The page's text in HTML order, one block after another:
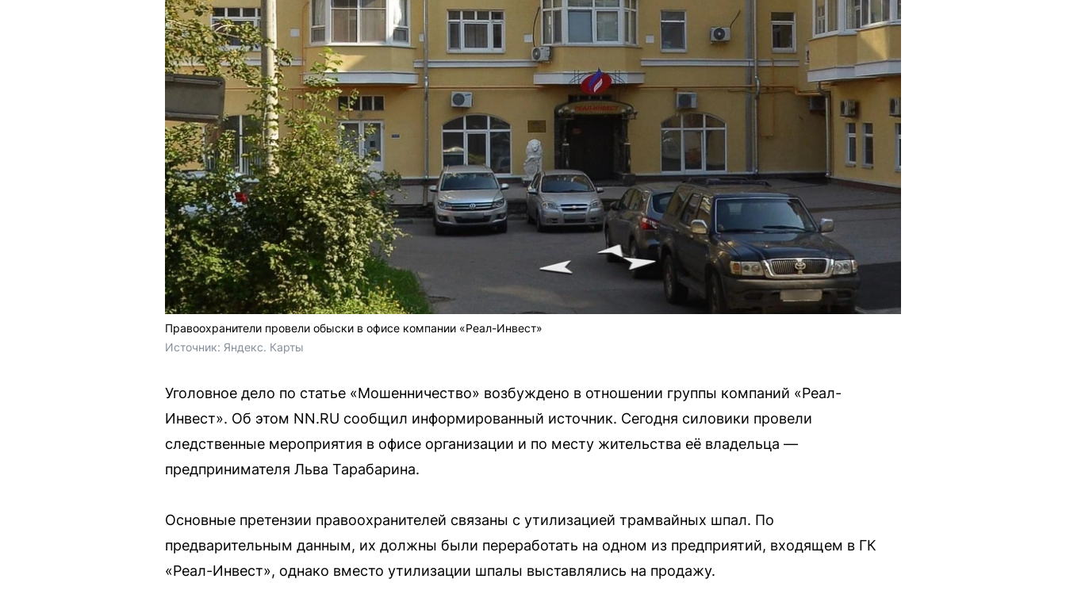
Правоохранители провели обыски в офисе компании «Реал-Инвест»
Источник: Яндекс. Карты
Уголовное дело по статье «Мошенничество» возбуждено в отношении группы компаний «Реал-
Инвест». Об этом NN.RU сообщил информированный источник. Сегодня силовики провели
следственные мероприятия в офисе организации и по месту жительства её владельца —
предпринимателя Льва Тарабарина.
Основные претензии правоохранителей связаны с утилизацией трамвайных шпал. По
предварительным данным, их должны были переработать на одном из предприятий, входящем в ГК
«Реал-Инвест», однако вместо утилизации шпалы выставлялись на продажу.